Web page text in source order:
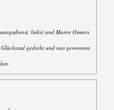
links) und Maren Osmers
gedreht und was gewonnen